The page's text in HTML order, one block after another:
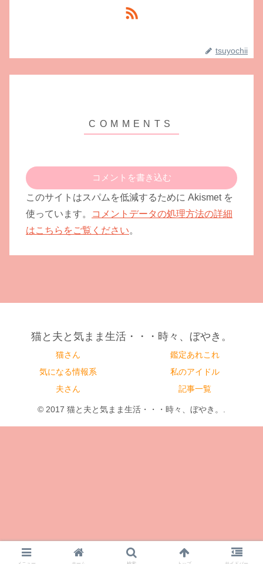
tsuyochii
コメントを書き込む
このサイトはスパムを低減するために Akismet を
使っています。
コメントデータの処理方法の詳細
はこちらをご覧ください。
猫と夫と気まま生活・・・時々、ぼやき。
猫さん
鑑定あれこれ
気になる情報系
私のアイドル
夫さん
記事一覧
© 2017 猫と夫と気まま生活・・・時々、ぼやき。.